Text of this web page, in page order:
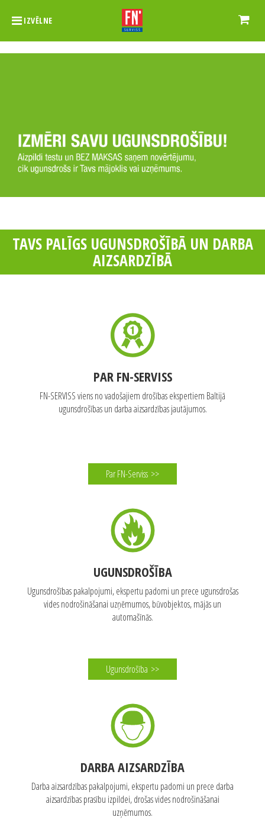
IZVĒLNE
TAVS PALĪGS UGUNSDROŠĪBĀ UN DARBA
AIZSARDZĪBĀ
PAR FN-SERVISS
FN-SERVISS viens no vadošajiem drošības ekspertiem Baltijā
ugunsdrošības un darba aizsardzības jautājumos.
Par FN-Serviss >>
UGUNSDROŠĪBA
Ugunsdrošības pakalpojumi, ekspertu padomi un prece ugunsdrošas
vides nodrošināšanai uzņēmumos, būvobjektos, mājās un
automašīnās.
Ugunsdrošība >>
DARBA AIZSARDZĪBA
Darba aizsardzības pakalpojumi, ekspertu padomi un prece darba
aizsardzības prasību izpildei, drošas vides nodrošināšanai
uzņēmumos.